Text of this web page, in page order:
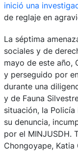
inició una
de reglaje en
La séptima
sociales y de
mayo de este año,
y perseguido por
durante una
y de Fauna
situación, la
su denuncia,
por el MINJUSDH.
Chongoyape,